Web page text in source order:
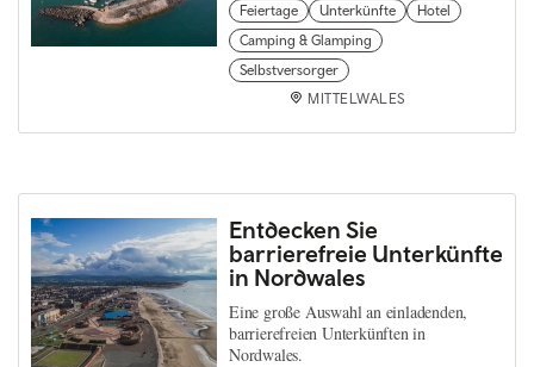
Feiertage Unterkünfte
Hotel
Camping & Glamping
Selbstversorger
MITTELWALES
Entdecken Sie
barrierefreie Unterkünfte
in Nordwales
Eine große Auswahl an einladenden,
barrierefreien Unterkünften in
Nordwales.